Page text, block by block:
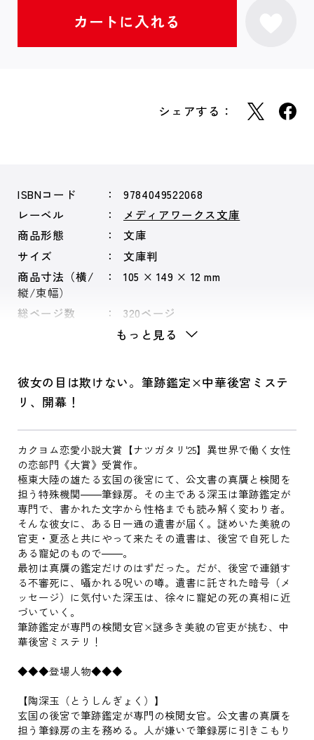
シェアする：
ISBNコード
9784049522068
レーベル
メディアワークス文庫
商品形態
文庫
サイズ
文庫判
商品寸法（横/
縦/束幅）
105 × 149 × 12 mm
総ページ数 320ページ
もっと見る
彼女の目は欺けない。筆跡鑑定×中華後宮ミステ
リ、開幕！
カクヨム恋愛小説大賞【ナツガタリ'25】異世界で働く女性
の恋部門《大賞》受賞作。
極東大陸の雄たる玄国の後宮にて、公文書の真贋と検閲を
担う特殊機関――筆録房。その主である深玉は筆跡鑑定が
専門で、書かれた文字から性格までも読み解く変わり者。
そんな彼女に、ある日一通の遺書が届く。謎めいた美貌の
官吏・夏丞と共にやって来たその遺書は、後宮で自死した
ある寵妃のもので――。
最初は真贋の鑑定だけのはずだった。だが、後宮で連鎖す
る不審死に、囁かれる呪いの噂。遺書に託された暗号（メ
ッセージ）に気付いた深玉は、徐々に寵妃の死の真相に近
づいていく。
筆跡鑑定が専門の検閲女官×謎多き美貌の官吏が挑む、中
華後宮ミステリ！
◆◆◆登場人物◆◆◆
【陶深玉（とうしんぎょく）】
玄国の後宮で筆跡鑑定が専門の検閲女官。公文書の真贋を
担う筆録房の主を務める。人が嫌いで筆録房に引きこもり